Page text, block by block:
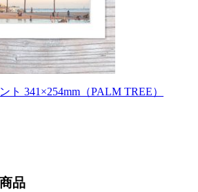
341×254mm（PALM TREE）
品